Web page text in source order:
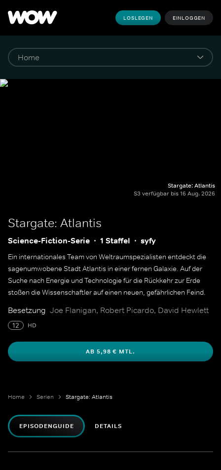
LOSLEGEN EINLOGGEN
Stargate: Atlantis
S3 verfügbar bis 16 Aug. 2026
Stargate: Atlantis
Science-Fiction-Serie 1 Staffel syfy
Ein internationales Team von Weltraumspezialisten entdeckt die
sagenumwobene Stadt Atlantis in einer fernen Galaxie. Auf der
Suche nach Energie und Technologie für die Rückkehr zur Erde
stoßen die Wissenschaftler auf einen neuen, gefährlichen Feind.
Besetzung Joe Flanigan, Robert Picardo, David Hewlett
12 HD
AB 5,98 € MTL.
Home Serien Stargate: Atlantis
EPISODENGUIDE DETAILS